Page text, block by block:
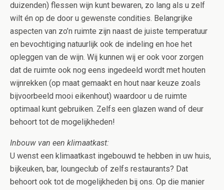
duizenden) flessen wijn kunt bewaren, zo lang als u zelf
wilt én op de door u gewenste condities. Belangrijke
aspecten van zo’n ruimte zijn naast de juiste temperatuur
en bevochtiging natuurlijk ook de indeling en hoe het
opleggen van de wijn. Wij kunnen wij er ook voor zorgen
dat de ruimte ook nog eens ingedeeld wordt met houten
wijnrekken (op maat gemaakt en hout naar keuze zoals
bijvoorbeeld mooi eikenhout) waardoor u de ruimte
optimaal kunt gebruiken. Zelfs een glazen wand of deur
behoort tot de mogelijkheden!
Inbouw van een klimaatkast:
U wenst een klimaatkast ingebouwd te hebben in uw huis,
bijkeuken, bar, loungeclub of zelfs restaurants? Dat
behoort ook tot de mogelijkheden bij ons. Op die manier